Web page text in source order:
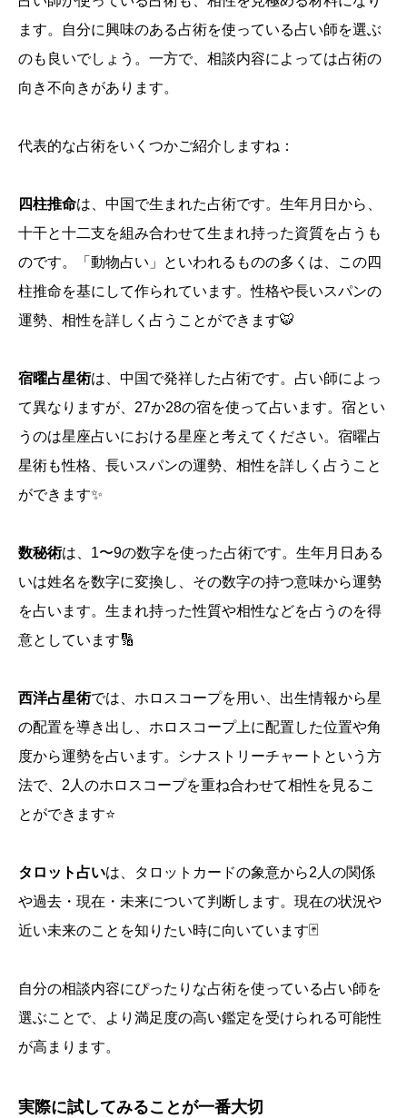
ます。自分に興味のある占術を使っている占い師を選ぶ
のも良いでしょう。一方で、相談内容によっては占術の
向き不向きがあります。
代表的な占術をいくつかご紹介しますね：
四柱推命は、中国で生まれた占術です。生年月日から、
十干と十二支を組み合わせて生まれ持った資質を占うも
のです。「動物占い」といわれるものの多くは、この四
柱推命を基にして作られています。性格や長いスパンの
運勢、相性を詳しく占うことができます🐯
宿曜占星術は、中国で発祥した占術です。占い師によっ
て異なりますが、27か28の宿を使って占います。宿とい
うのは星座占いにおける星座と考えてください。宿曜占
星術も性格、長いスパンの運勢、相性を詳しく占うこと
ができます✨
数秘術は、1〜9の数字を使った占術です。生年月日ある
いは姓名を数字に変換し、その数字の持つ意味から運勢
を占います。生まれ持った性質や相性などを占うのを得
意としています🔢
西洋占星術では、ホロスコープを用い、出生情報から星
の配置を導き出し、ホロスコープ上に配置した位置や角
度から運勢を占います。シナストリーチャートという方
法で、2人のホロスコープを重ね合わせて相性を見るこ
とができます⭐
タロット占いは、タロットカードの象意から2人の関係
や過去・現在・未来について判断します。現在の状況や
近い未来のことを知りたい時に向いています🃏
自分の相談内容にぴったりな占術を使っている占い師を
選ぶことで、より満足度の高い鑑定を受けられる可能性
が高まります。
実際に試してみることが一番大切